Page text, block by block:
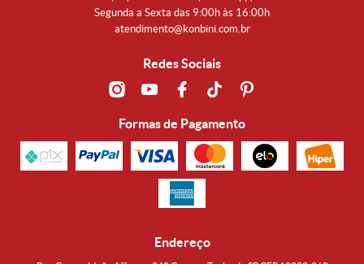
Segunda a Sexta das 9:00h às 16:00h
atendimento@konbini.com.br
Redes Sociais
Formas de Pagamento
Endereço